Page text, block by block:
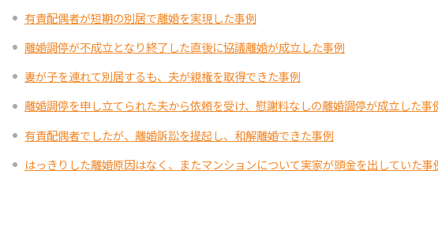
有責配偶者が短期の別居で離婚を実現した事例
離婚調停が不成立となり終了した直後に協議離婚が成立した事例
妻が子を連れて別居するも、夫が親権を取得できた事例
離婚調停を申し立てられた夫から依頼を受け、慰謝料なしの離婚調停が成立した事
有責配偶者でしたが、離婚訴訟を提起し、和解離婚できた事例
はっきりした離婚原因はなく、またマンションについて実家が頭金を出していた事